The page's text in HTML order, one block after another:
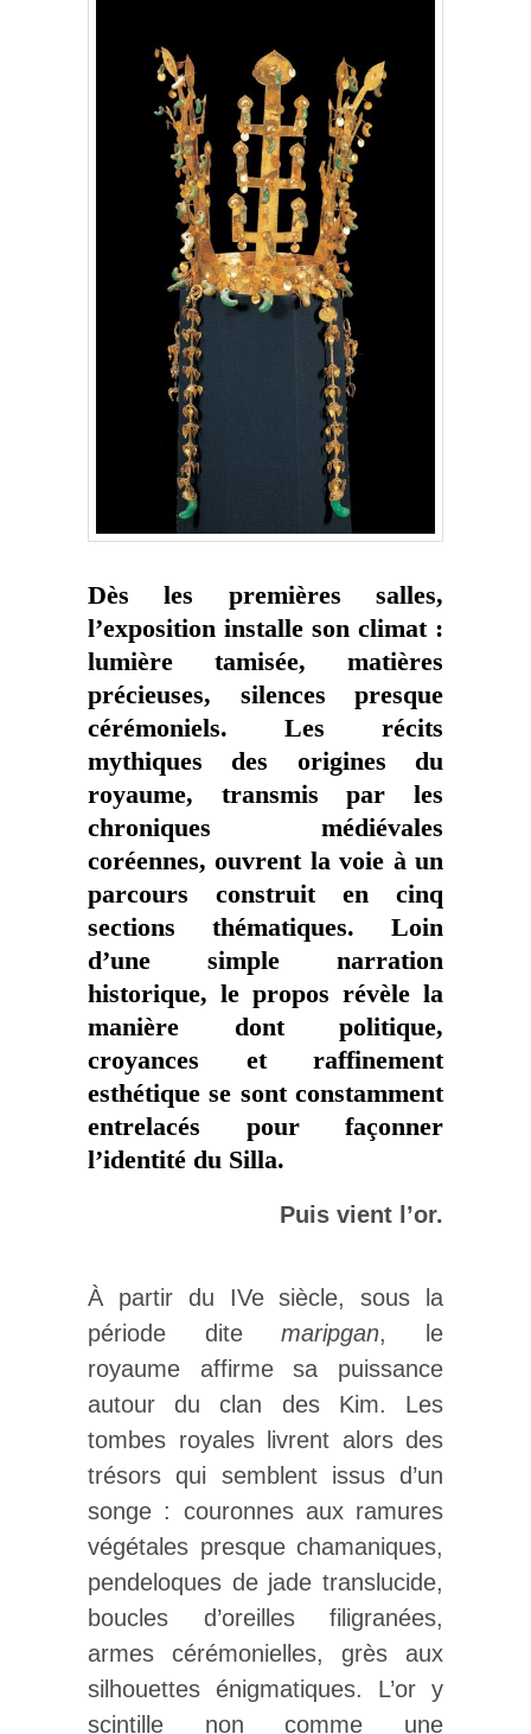
Dès les premières salles,
l’exposition installe son climat :
lumière tamisée, matières
précieuses, silences presque
cérémoniels. Les récits
mythiques des origines du
royaume, transmis par les
chroniques médiévales
coréennes, ouvrent la voie à un
parcours construit en cinq
sections thématiques. Loin
d’une simple narration
historique, le propos révèle la
manière dont politique,
croyances et raffinement
esthétique se sont constamment
entrelacés pour façonner
l’identité du Silla.
Puis vient l’or.
À partir du IVe siècle, sous la
période ditemaripgan, le
royaume affirme sa puissance
autour du clan des Kim. Les
tombes royales livrent alors des
trésors qui semblent issus d’un
songe : couronnes aux ramures
végétales presque chamaniques,
pendeloques de jade translucide,
boucles d’oreilles filigranées,
armes cérémonielles, grès aux
silhouettes énigmatiques. L’or y
scintille non comme une